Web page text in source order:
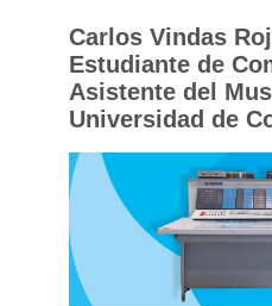
Carlos Vindas
Estudiante de
Asistente del
Universidad de